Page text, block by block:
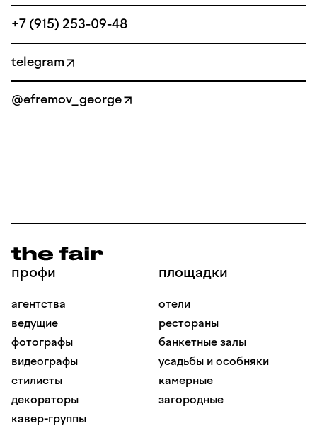
+7 (915) 253-09-48
telegram
@efremov_george
профи
агентства
ведущие
фотографы
видеографы
стилисты
декораторы
кавер-группы
площадки
отели
рестораны
банкетные залы
усадьбы и особняки
камерные
загородные